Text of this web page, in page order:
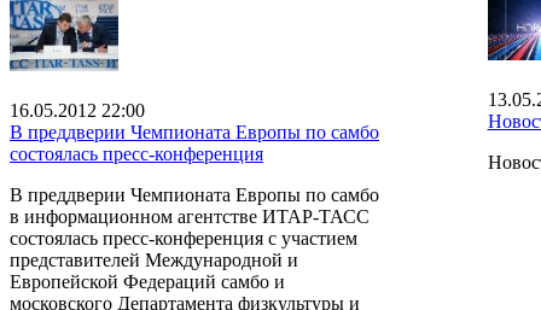
16.05.2012 22:00
В преддверии Чемпионата Европы по самбо
состоялась пресс-конференция
В преддверии Чемпионата Европы по самбо
в информационном агентстве ИТАР-ТАСС
состоялась пресс-конференция с участием
представителей Международной и
Европейской Федераций самбо и
московского Департамента физкультуры и